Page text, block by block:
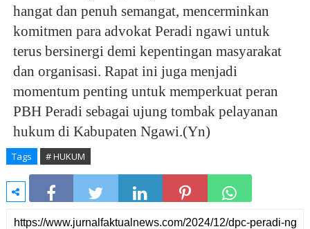
hangat dan penuh semangat, mencerminkan
komitmen para advokat Peradi ngawi untuk
terus bersinergi demi kepentingan masyarakat
dan organisasi. Rapat ini juga menjadi
momentum penting untuk memperkuat peran
PBH Peradi sebagai ujung tombak pelayanan
hukum di Kabupaten Ngawi.(Yn)
Tags # HUKUM